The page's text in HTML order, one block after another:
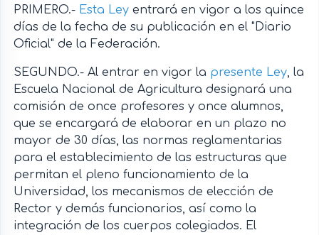
PRIMERO.- Esta Leyentrará en vigor a los quince
días de la fecha de su publicación en el "Diario
Oficial" de la Federación.
SEGUNDO.- Al entrar en vigor la presente Ley, la
Escuela Nacional de Agricultura designará una
comisión de once profesores y once alumnos,
que se encargará de elaborar en un plazo no
mayor de 30 días, las normas reglamentarias
para el establecimiento de las estructuras que
permitan el pleno funcionamiento de la
Universidad, los mecanismos de elección de
Rector y demás funcionarios, así como la
integración de los cuerpos colegiados. El